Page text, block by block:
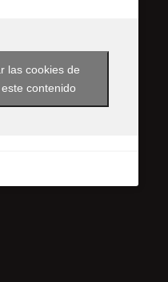
las cookies de
contenido